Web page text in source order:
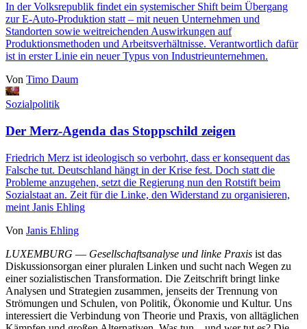
In der Volksrepublik findet ein systemischer Shift beim Übergang
zur E-Auto-Produktion statt ‒ mit neuen Unternehmen und
Standorten sowie weitreichenden Auswirkungen auf
Produktionsmethoden und Arbeitsverhältnisse. Verantwortlich dafür
ist in erster Linie ein neuer Typus von Industrieunternehmen.
Von Timo Daum
Sozialpolitik
Der Merz-Agenda das Stoppschild zeigen
Friedrich Merz ist ideologisch so verbohrt, dass er konsequent das
Falsche tut. Deutschland hängt in der Krise fest. Doch statt die
Probleme anzugehen, setzt die Regierung nun den Rotstift beim
Sozialstaat an. Zeit für die Linke, den Widerstand zu organisieren,
meint Janis Ehling
Von Janis Ehling
LUXEMBURG — Gesellschaftsanalyse und linke Praxis ist das
Diskussionsorgan einer pluralen Linken und sucht nach Wegen zu
einer sozialistischen Transformation. Die Zeitschrift bringt linke
Analysen und Strategien zusammen, jenseits der Trennung von
Strömungen und Schulen, von Politik, Ökonomie und Kultur. Uns
interessiert die Verbindung von Theorie und Praxis, von alltäglichen